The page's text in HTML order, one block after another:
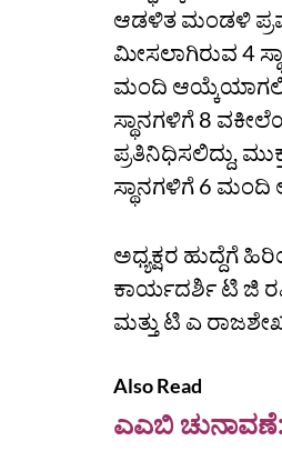
ಆಡಳಿತ ಮಂಡಳಿ
ಮೀಸಲಾಗಿರುವ 4
ಮಂದಿ
ಸ್ಥಾನಗಳಿಗೆ 8
ಪ್ರತಿನಿಧಿಸಲಿದ್ದು,
ಸ್ಥಾನಗಳಿಗೆ 6 ಮಂದಿ
ಅಧ್ಯಕ್ಷರ ಹುದ್ದೆಗೆ
ಕಾರ್ಯದರ್ಶಿ ಟಿ ಜಿ
ಮತ್ತು ಟಿ ಎ
Also Read
ಎಎಬಿ ಚುನಾವಣೆ: